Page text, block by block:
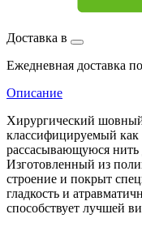
Доставка в
Ежедневная доставка
Описание
Хирургический
классифицируемый как
рассасывающуюся нить
Изготовленный из
строение и покрыт
гладкость и
способствует лучшей